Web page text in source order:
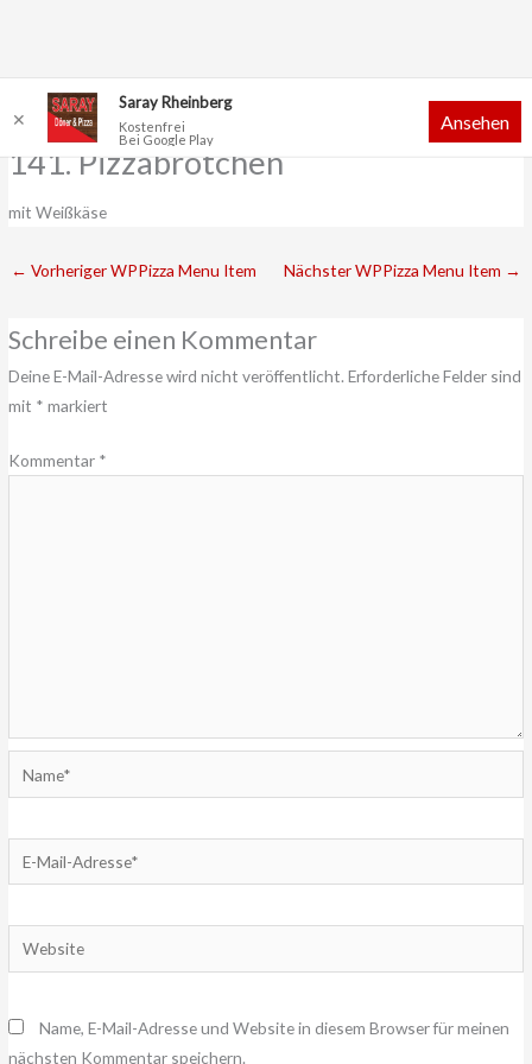
Inhalt
141. Pizzabrötchen
mit Weißkäse
← Vorheriger WPPizza Menu Item Nächster WPPizza Menu Item →
Schreibe einen Kommentar
Deine E-Mail-Adresse wird nicht veröffentlicht. Erforderliche Felder sind
mit * markiert
Kommentar *
Mail-
Website
Name, E-Mail-Adresse und Website in diesem Browser für meinen
nächsten Kommentar speichern.
✕
Saray Rheinberg
Kostenfrei
Bei Google Play
Ansehen